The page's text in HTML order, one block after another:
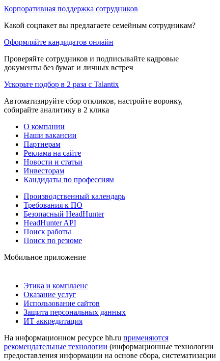
Корпоративная поддержка сотрудников
Какой соцпакет вы предлагаете семейным сотрудникам?
Оформляйте кандидатов онлайн
Проверяйте сотрудников и подписывайте кадровые
документы без бумаг и личных встреч
Ускорьте подбор в 2 раза с Talantix
Автоматизируйте сбор откликов, настройте воронку,
собирайте аналитику в 2 клика
О компании
Наши вакансии
Партнерам
Реклама на сайте
Новости и статьи
Инвесторам
Кандидаты по профессиям
Производственный календарь
Требования к ПО
Безопасный HeadHunter
HeadHunter API
Поиск работы
Поиск по резюме
Мобильное приложение
Этика и комплаенс
Оказание услуг
Использование сайтов
Защита персональных данных
ИТ аккредитация
На информационном ресурсе hh.ru применяются
рекомендательные технологии (информационные технологии
предоставления информации на основе сбора, систематизации